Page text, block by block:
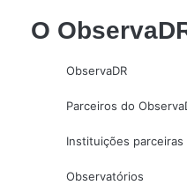
O
ObservaDR
Parceiros do
Instituições parceiras
Observatórios